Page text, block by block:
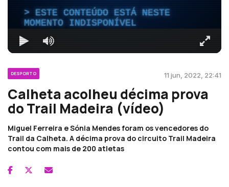
ESTE CONTEÚDO ESTÁ NESTE
MOMENTO INDISPONÍVEL
DESPORTO 11 jun, 2022, 22:41
Calheta acolheu décima prova
do Trail Madeira (vídeo)
Miguel Ferreira e Sónia Mendes foram os vencedores do
Trail da Calheta. A décima prova do circuito Trail Madeira
contou com mais de 200 atletas